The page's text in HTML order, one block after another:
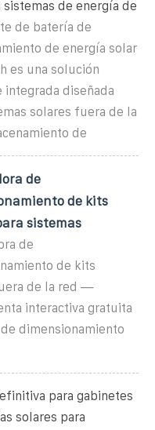
sistemas de energía de
de batería de
de energía solar
es una solución
integrada diseñada
solares fuera de la
de
de
de kits
sistemas
de
de kits
de la red —
interactiva gratuita
dimensionamiento
para gabinetes
solares para